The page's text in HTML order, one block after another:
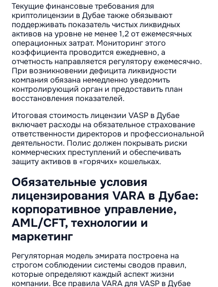
Текущие финансовые требования для
криптолицензии в Дубае также обязывают
поддерживать показатель чистых ликвидных
активов на уровне не менее 1,2 от ежемесячных
операционных затрат. Мониторинг этого
коэффициента проводится ежедневно, а
отчетность направляется регулятору ежемесячно.
При возникновении дефицита ликвидности
компания обязана немедленно уведомить
контролирующий орган и предоставить план
восстановления показателей.
Итоговая стоимость лицензии VASP в Дубае
включает расходы на обязательное страхование
ответственности директоров и профессиональной
деятельности. Полис должен покрывать риски
коммерческих преступлений и обеспечивать
защиту активов в «горячих» кошельках.
Обязательные условия
лицензирования VARA в Дубае:
корпоративное управление,
AML/CFT, технологии и
маркетинг
Регуляторная модель эмирата построена на
строгом соблюдении системы сводов правил,
которые определяют каждый аспект жизни
компании. Все правила VARA для VASP в Дубае